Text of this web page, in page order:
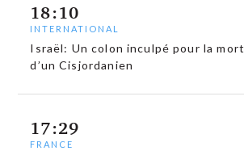
18:10
INTERNATIONAL
Israël: Un colon inculpé pour la mort
d’un Cisjordanien
17:29
FRANCE